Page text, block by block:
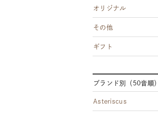
オリジナル
その他
ギフト
ブランド別（50音順）
Asteriscus